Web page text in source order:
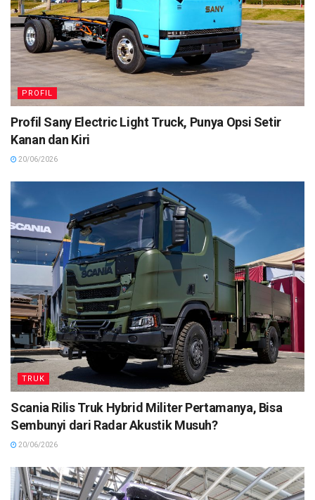
PROFIL
Profil Sany Electric Light Truck, Punya Opsi Setir
Kanan dan Kiri
20/06/2026
TRUK
Scania Rilis Truk Hybrid Militer Pertamanya, Bisa
Sembunyi dari Radar Akustik Musuh?
20/06/2026